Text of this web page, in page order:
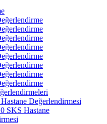
Değerlendirmesi
SKS Hastane